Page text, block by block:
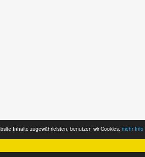
Inhalte zugewährleisten, benutzen wir Cookies. mehr Info